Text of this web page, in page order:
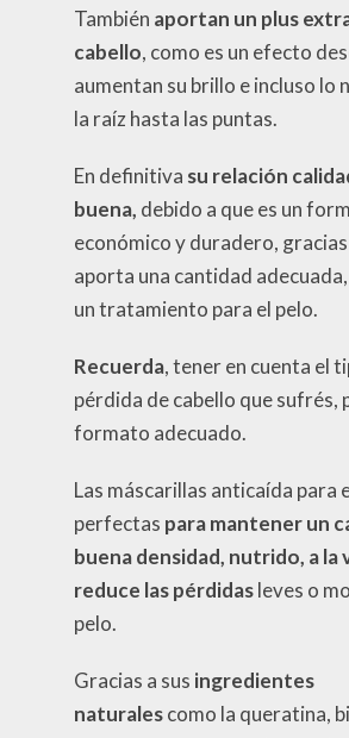
También aportan un plus
cabello, como es un efecto
aumentan su brillo e incluso lo
la raíz hasta las puntas.
En definitiva su relación
buena, debido a que es un
económico y duradero, gracias
aporta una cantidad
un tratamiento para el pelo.
Recuerda, tener en cuenta el
pérdida de cabello que sufrés,
formato adecuado.
Las máscarillas anticaída para
perfectas para mantener un
buena densidad, nutrido, a la
reduce las pérdidasleves o
pelo.
Gracias a sus ingredientes
naturalescomo la queratina,